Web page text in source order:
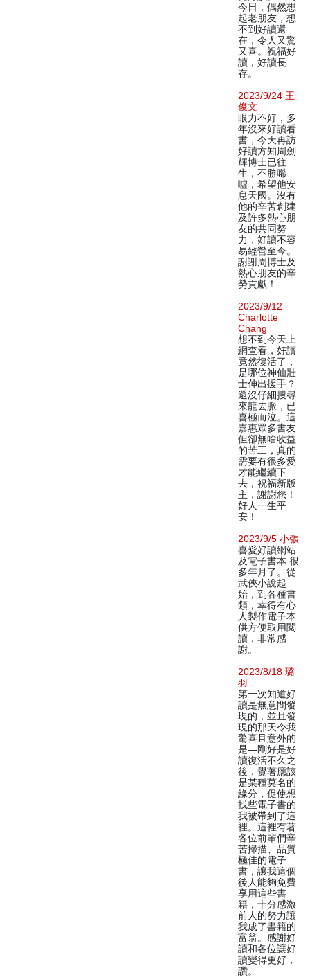
今日，偶然想
起老朋友，想
不到好讀還
在，令人又驚
又喜。祝福好
讀，好讀長
存。
2023/9/24 王
俊文
眼力不好，多
年沒來好讀看
書，今天再訪
好讀方知周劍
輝博士已往
生，不勝唏
噓，希望他安
息天國。沒有
他的辛苦創建
及許多熱心朋
友的共同努
力，好讀不容
易經營至今。
謝謝周博士及
熱心朋友的辛
勞貢獻！
2023/9/12
Charlotte
Chang
想不到今天上
網查看，好讀
竟然復活了，
是哪位神仙壯
士伸出援手？
還沒仔細搜尋
來龍去脈，已
喜極而泣。這
嘉惠眾多書友
但卻無啥收益
的苦工，真的
需要有很多愛
才能繼續下
去，祝福新版
主，謝謝您！
好人一生平
安！
2023/9/5 小張
喜愛好讀網站
及電子書本 很
多年月了。從
武俠小說起
始，到各種書
類，幸得有心
人製作電子本
供方便取用閱
讀，非常感
謝。
2023/8/18 璐
羽
第一次知道好
讀是無意間發
現的，並且發
現的那天令我
驚喜且意外的
是—剛好是好
讀復活不久之
後，覺著應該
是某種莫名的
緣分，促使想
找些電子書的
我被帶到了這
裡。這裡有著
各位前輩們辛
苦掃描、品質
極佳的電子
書，讓我這個
後人能夠免費
享用這些書
籍，十分感激
前人的努力讓
我成了書籍的
富翁。感謝好
讀和各位讓好
讀變得更好，
讚。